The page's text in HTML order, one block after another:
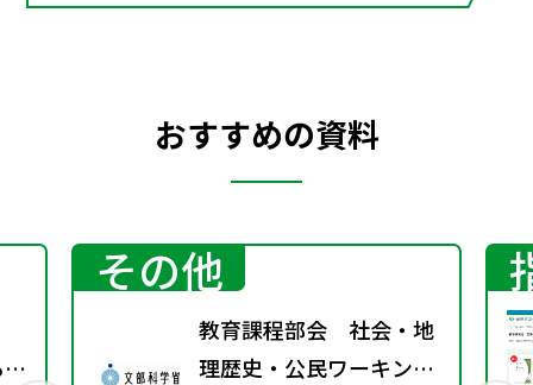
おすすめの資料
その他
教育課程部会 社会・地
理歴史・公民ワーキング